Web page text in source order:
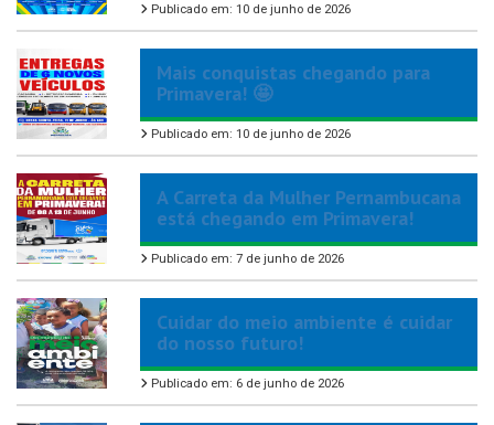
Publicado em: 10 de junho de 2026
Mais conquistas chegando para
Primavera! 🤩
Publicado em: 10 de junho de 2026
A Carreta da Mulher Pernambucana
está chegando em Primavera!
Publicado em: 7 de junho de 2026
Cuidar do meio ambiente é cuidar
do nosso futuro!
Publicado em: 6 de junho de 2026